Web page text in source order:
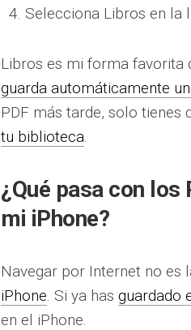
Selecciona Libros en la
Libros es mi forma favorita
guarda automáticamente
PDF más tarde, solo tienes
tu biblioteca.
¿Qué pasa con los
mi iPhone?
Navegar por Internet no es
iPhone. Si ya has guardado
en el iPhone.